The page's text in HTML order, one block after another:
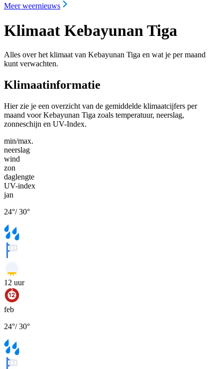
Meer weernieuws
Klimaat Kebayunan Tiga
Alles over het klimaat van Kebayunan Tiga en wat je per maand
kunt verwachten.
Klimaatinformatie
Hier zie je een overzicht van de gemiddelde klimaatcijfers per
maand voor Kebayunan Tiga zoals temperatuur, neerslag,
zonneschijn en UV-Index.
min/max.
neerslag
wind
zon
daglengte
UV-index
jan
24°/30°
12 uur
feb
24°/30°